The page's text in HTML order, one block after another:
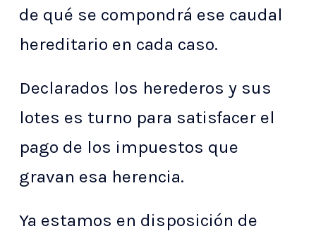
de qué se compondrá ese caudal
hereditario en cada caso.
Declarados los herederos y sus
lotes es turno para satisfacer el
pago de los impuestos que
gravan esa herencia.
Ya estamos en disposición de